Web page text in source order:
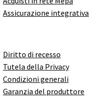
Assicurazione integrativa
Diritto di recesso
Tutela della Privacy
Condizioni generali
Garanzia del produttore